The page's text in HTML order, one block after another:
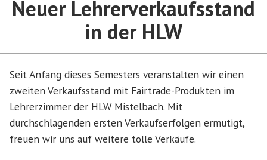
Neuer Lehrerverkaufsstand
in der HLW
Seit Anfang dieses Semesters veranstalten wir einen
zweiten Verkaufsstand mit Fairtrade-Produkten im
Lehrerzimmer der HLW Mistelbach. Mit
durchschlagenden ersten Verkaufserfolgen ermutigt,
freuen wir uns auf weitere tolle Verkäufe.